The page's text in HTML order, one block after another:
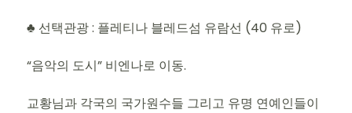
♣ 선택관광 : 플레티나 블레드섬 유람선 (40 유로)
“음악의 도시” 비엔나로 이동.
교황님과 각국의 국가원수들 그리고 유명 연예인들이